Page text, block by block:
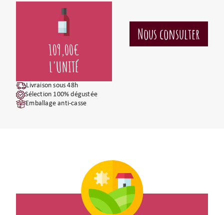
109,00€
L'UNITÉ
Livraison sous 48h
Sélection 100% dégustée
Emballage anti-casse